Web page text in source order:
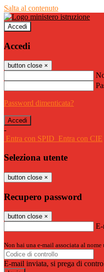
Salta al contenuto
Accedi
Accedi
button close ×
Password dimenticata?
-
Entra con SPID Entra con CIE
Seleziona utente
button close ×
Recupero password
button close ×
Non hai una e-mail associata al
E-mail inviata, si prega di